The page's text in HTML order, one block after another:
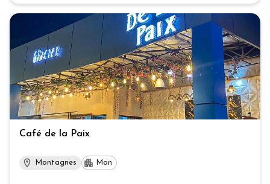
Café de la Paix
Montagnes Man